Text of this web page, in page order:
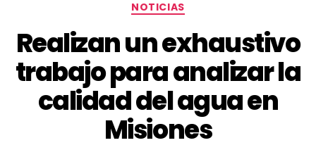
NOTICIAS
Realizan un exhaustivo
trabajo para analizar la
calidad del agua en
Misiones